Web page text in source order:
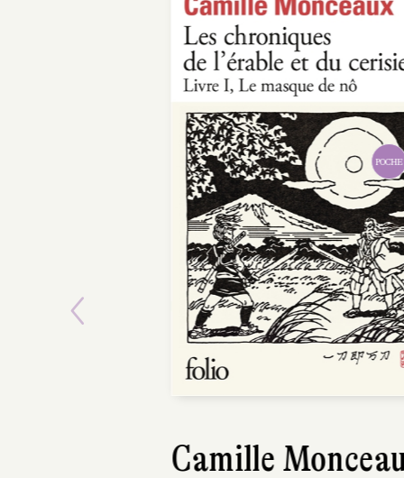
POCHE
Camille
Previous